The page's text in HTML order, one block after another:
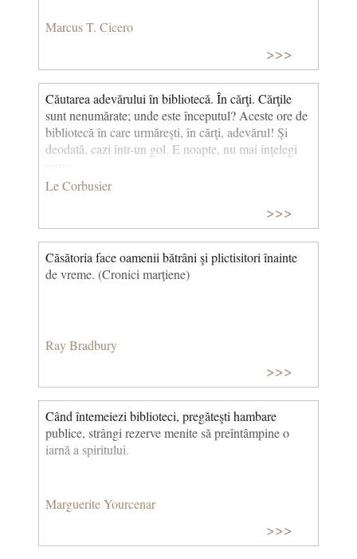
Marcus T. Cicero
>>>
Căutarea adevărului în bibliotecă. În cărţi. Cărţile
sunt nenumărate; unde este începutul? Aceste ore de
bibliotecă în care urmăreşti, în cărţi, adevărul! Şi
deodată, cazi într-un gol. E noapte, nu mai înţelegi
Le Corbusier
>>>
Căsătoria face oamenii bătrâni şi plictisitori înainte
de vreme. (Cronici marțiene)
Ray Bradbury
>>>
Când întemeiezi biblioteci, pregăteşti hambare
publice, strângi rezerve menite să preîntâmpine o
iarnă a spiritului.
Marguerite Yourcenar
>>>